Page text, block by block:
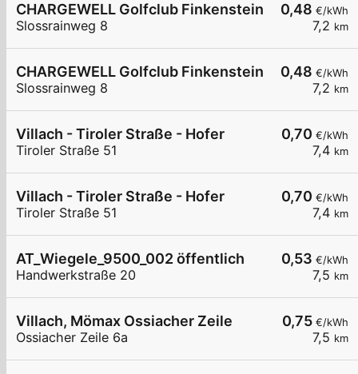
0,48 €/kWh
7,2 km
CHARGEWELL Golfclub Finkenstein 1
Slossrainweg 8
0,48 €/kWh
7,2 km
CHARGEWELL Golfclub Finkenstein 2
Slossrainweg 8
0,70 €/kWh
7,4 km
Villach - Tiroler Straße - Hofer
Tiroler Straße 51
0,70 €/kWh
7,4 km
Villach - Tiroler Straße - Hofer
Tiroler Straße 51
0,53 €/kWh
7,5 km
AT_Wiegele_9500_002 öffentlich
Handwerkstraße 20
0,75 €/kWh
7,5 km
Villach, Mömax Ossiacher Zeile
Ossiacher Zeile 6a